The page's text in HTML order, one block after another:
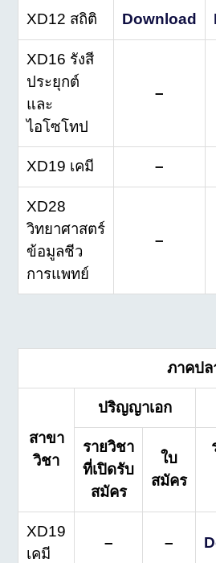
XD12 สถิติ Download
XD16 รังสี
ประยุกต์
และ
ไอโซโทป
–
XD19 เคมี –
XD28
วิทยาศาสตร์
ข้อมูลชีว
การแพทย์
–
ภาคปล
สาขา
วิชา
ปริญญาเอก
รายวิชา
ที่เปิดรับ
สมัคร
ใบ
สมัคร
XD19
เคมี
– –